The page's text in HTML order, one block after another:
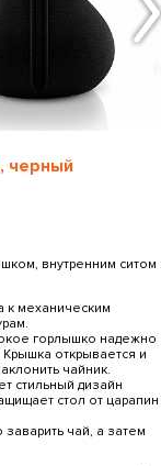
черный
внутренним ситом
к механическим
горлышко надежно
открывается и
чайник.
стильный дизайн
стол от царапин
чай, а затем